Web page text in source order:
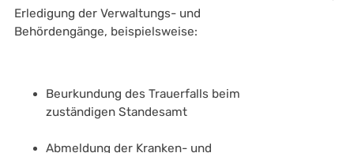
Erledigung der Verwaltungs- und
Behördengänge, beispielsweise:
Beurkundung des Trauerfalls beim
zuständigen Standesamt
Abmeldung der Kranken- und